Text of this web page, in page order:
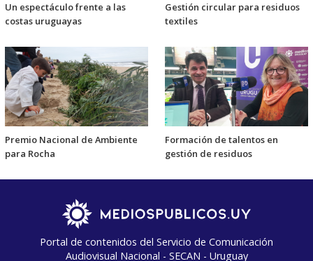
Un espectáculo frente a las
costas uruguayas
Gestión circular para residuos
textiles
Premio Nacional de Ambiente
para Rocha
Formación de talentos en
gestión de residuos
Portal de contenidos del Servicio de Comunicación
Audiovisual Nacional - SECAN - Uruguay